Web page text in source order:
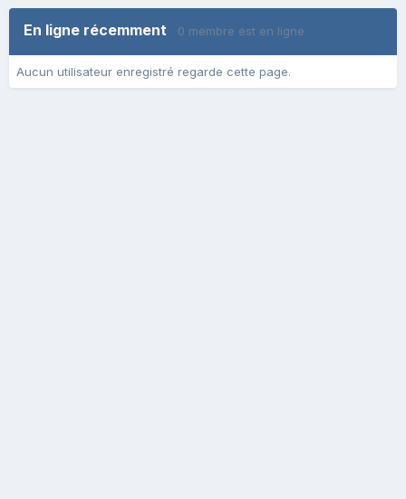
En ligne récemment 0 membre est en ligne
Aucun utilisateur enregistré regarde cette page.